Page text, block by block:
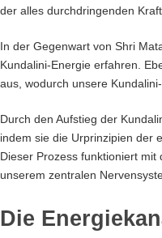
der alles durchdringenden
In der Gegenwart von Shri
Kundalini-Energie erfahren.
aus, wodurch unsere
Durch den Aufstieg der
indem sie die Urprinzipien der
Dieser Prozess funktioniert
unserem zentralen
Die